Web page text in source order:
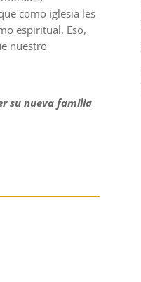
como iglesia les
espiritual. Eso,
nuestro
su nueva familia